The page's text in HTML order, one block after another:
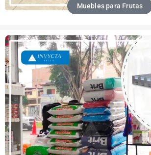
Muebles para Frutas